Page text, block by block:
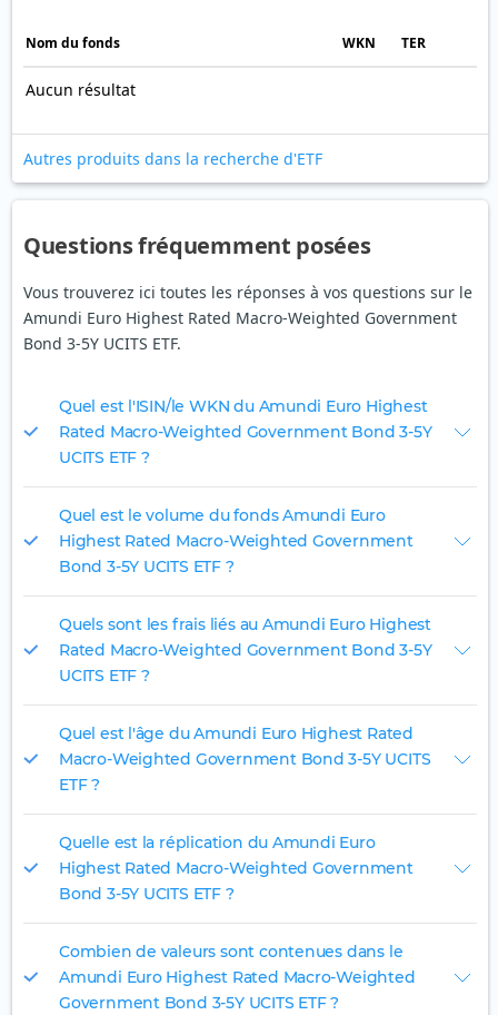
Nom du fonds WKN TER
Aucun résultat
Autres produits dans la recherche d'ETF
Questions fréquemment posées
Vous trouverez ici toutes les réponses à vos questions sur le
Amundi Euro Highest Rated Macro-Weighted Government
Bond 3-5Y UCITS ETF.
Quel est l'ISIN/le WKN du Amundi Euro Highest
Rated Macro-Weighted Government Bond 3-5Y
UCITS ETF ?
Quel est le volume du fonds Amundi Euro
Highest Rated Macro-Weighted Government
Bond 3-5Y UCITS ETF ?
Quels sont les frais liés au Amundi Euro Highest
Rated Macro-Weighted Government Bond 3-5Y
UCITS ETF ?
Quel est l'âge du Amundi Euro Highest Rated
Macro-Weighted Government Bond 3-5Y UCITS
ETF ?
Quelle est la réplication du Amundi Euro
Highest Rated Macro-Weighted Government
Bond 3-5Y UCITS ETF ?
Combien de valeurs sont contenues dans le
Amundi Euro Highest Rated Macro-Weighted
Government Bond 3-5Y UCITS ETF ?